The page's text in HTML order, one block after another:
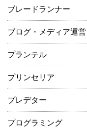
ブレードランナー
ブログ・メディア運営
プランテル
プリンセリア
プレデター
プログラミング